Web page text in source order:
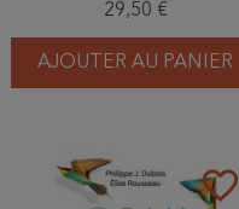
29,50 €
AJOUTER AU PANIER
favorite_border